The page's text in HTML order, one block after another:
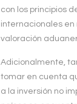
con los principios
internacionales
valoración
Adicionalmente,
tomar en cuenta
a la inversión no